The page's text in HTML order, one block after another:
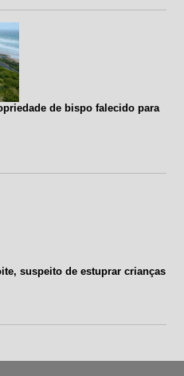
de bispo falecido para
suspeito de estuprar crianças